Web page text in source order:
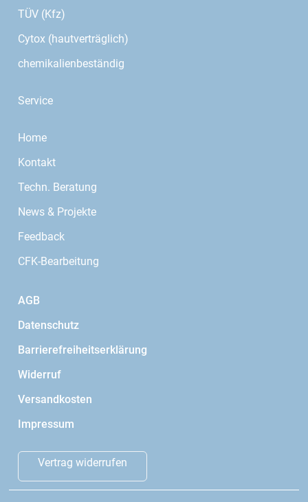
TÜV (Kfz)
Cytox (hautverträglich)
chemikalienbeständig
Service
Home
Kontakt
Techn. Beratung
News & Projekte
Feedback
CFK-Bearbeitung
AGB
Datenschutz
Barrierefreiheitserklärung
Widerruf
Versandkosten
Impressum
Vertrag widerrufen